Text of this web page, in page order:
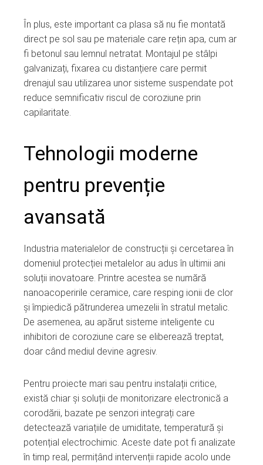
În plus, este important ca plasa să nu fie montată
direct pe sol sau pe materiale care rețin apa, cum ar
fi betonul sau lemnul netratat. Montajul pe stâlpi
galvanizați, fixarea cu distanțiere care permit
drenajul sau utilizarea unor sisteme suspendate pot
reduce semnificativ riscul de coroziune prin
capilaritate.
Tehnologii moderne
pentru prevenție
avansată
Industria materialelor de construcții și cercetarea în
domeniul protecției metalelor au adus în ultimii ani
soluții inovatoare. Printre acestea se numără
nanoacoperirile ceramice, care resping ionii de clor
și împiedică pătrunderea umezelii în stratul metalic.
De asemenea, au apărut sisteme inteligente cu
inhibitori de coroziune care se eliberează treptat,
doar când mediul devine agresiv.
Pentru proiecte mari sau pentru instalații critice,
există chiar și soluții de monitorizare electronică a
corodării, bazate pe senzori integrați care
detectează variațiile de umiditate, temperatură și
potențial electrochimic. Aceste date pot fi analizate
în timp real, permițând intervenții rapide acolo unde